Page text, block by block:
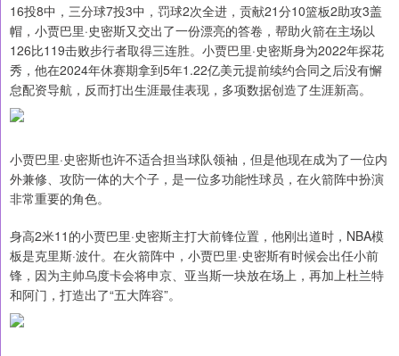
16投8中，三分球7投3中，罚球2次全进，贡献21分10篮板2助攻3盖
帽，小贾巴里·史密斯又交出了一份漂亮的答卷，帮助火箭在主场以
126比119击败步行者取得三连胜。小贾巴里·史密斯身为2022年探花
秀，他在2024年休赛期拿到5年1.22亿美元提前续约合同之后没有懈
怠配资导航，反而打出生涯最佳表现，多项数据创造了生涯新高。
小贾巴里·史密斯也许不适合担当球队领袖，但是他现在成为了一位内
外兼修、攻防一体的大个子，是一位多功能性球员，在火箭阵中扮演
非常重要的角色。
身高2米11的小贾巴里·史密斯主打大前锋位置，他刚出道时，NBA模
板是克里斯·波什。在火箭阵中，小贾巴里·史密斯有时候会出任小前
锋，因为主帅乌度卡会将申京、亚当斯一块放在场上，再加上杜兰特
和阿门，打造出了“五大阵容”。